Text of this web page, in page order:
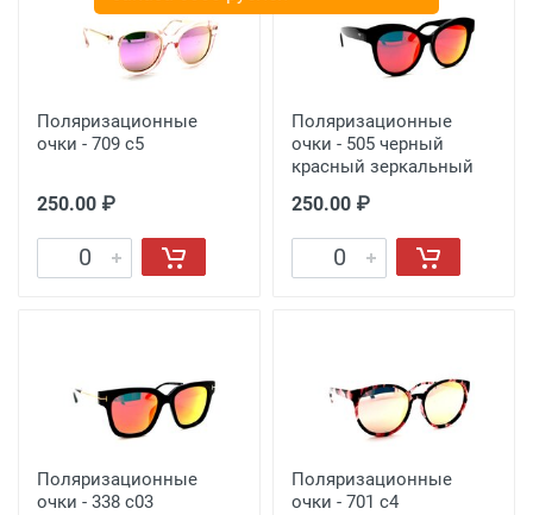
Поляризационные
очки - 709 с5
250.00 ₽
Поляризационные
очки - 505 черный
красный зеркальный
250.00 ₽
Поляризационные
очки - 338 с03
Поляризационные
очки - 701 с4